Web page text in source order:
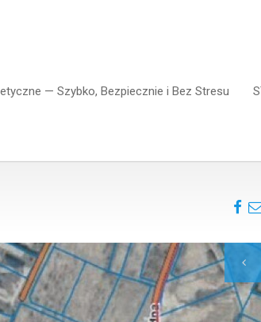
— Szybko, Bezpiecznie i Bez Stresu